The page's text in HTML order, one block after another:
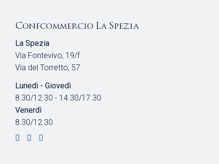
Confcommercio La Spezia
La Spezia
Via Fontevivo, 19/f
Via del Torretto, 57
Lunedì - Giovedì
8.30/12.30 - 14.30/17.30
Venerdì
8.30/12.30